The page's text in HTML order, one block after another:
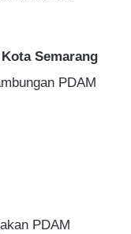
Semarang
PDAM
PDAM